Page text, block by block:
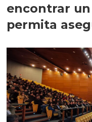
encontrar
permita